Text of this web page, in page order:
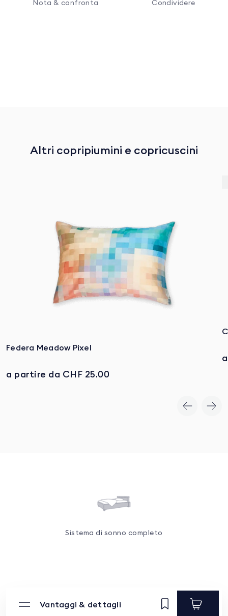
Nota & confronta Condividere
Altri copripiumini e copricuscini
Federa Meadow Pixel
a partire da CHF 25.00
Sistema di sonno completo
Vantaggi & dettagli